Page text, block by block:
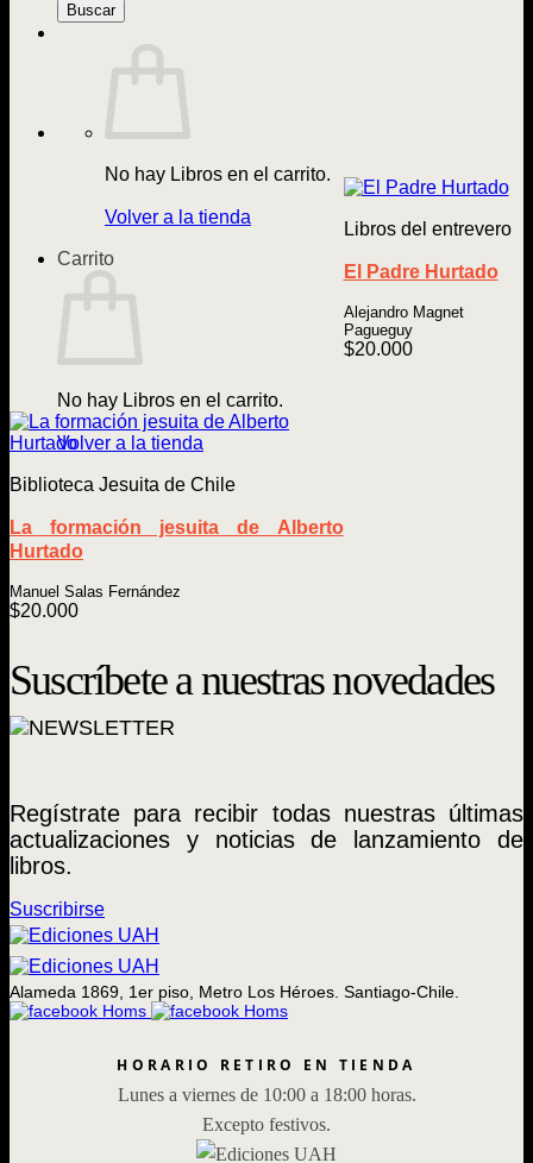
Buscar
No hay Libros en el carrito.
Volver a la tienda
Carrito
No hay Libros en el carrito.
Volver a la tienda
Biblioteca Jesuita de Chile
La formación jesuita de Alberto
Hurtado
Manuel Salas Fernández
$20.000
Libros del entrevero
El Padre Hurtado
Alejandro Magnet
Pagueguy
$20.000
Suscríbete a nuestras novedades
Regístrate para recibir todas nuestras últimas
actualizaciones y noticias de lanzamiento de
libros.
Suscribirse
Alameda 1869, 1er piso, Metro Los Héroes. Santiago-Chile.
HORARIO RETIRO EN TIENDA
Lunes a viernes de 10:00 a 18:00 horas.
Excepto festivos.